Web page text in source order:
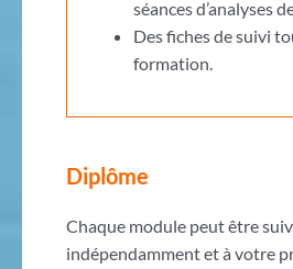
séances d’analyses
Des fiches de suivi
formation.
Diplôme
Chaque module peut être
indépendamment et à votre